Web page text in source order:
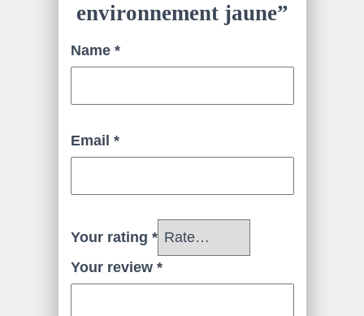
environnement jaune”
Name *
Email *
Your rating *
Your review *